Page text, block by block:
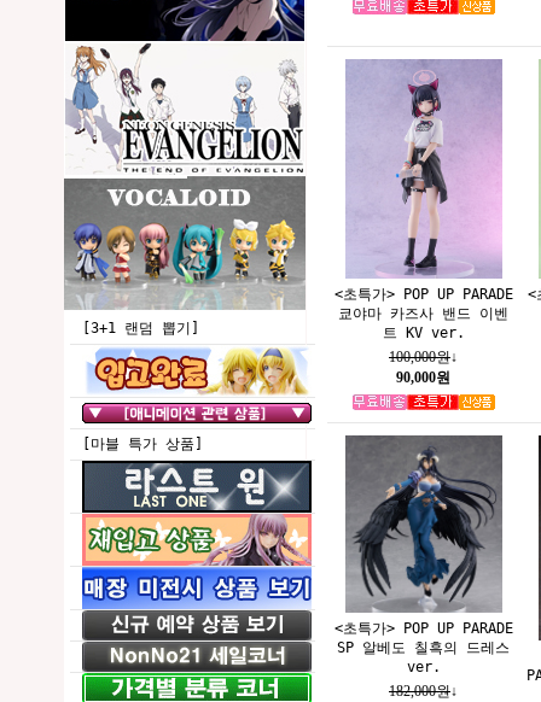
[3+1 랜덤 뽑기]
[마블 특가 상품]
<초특가> POP UP PARADE
쿄야마 카즈사 밴드 이벤
트 KV ver.
100,000원↓
90,000원
<
<초특가> POP UP PARADE
SP 알베도 칠흑의 드레스
ver.
182,000원↓